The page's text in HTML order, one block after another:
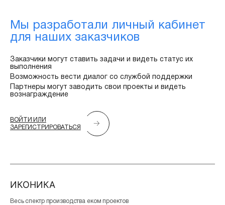
Мы разработали личный кабинет
для наших заказчиков
Заказчики могут ставить задачи и видеть статус их
выполнения
Возможность вести диалог со службой поддержки
Партнеры могут заводить свои проекты и видеть
вознаграждение
ВОЙТИ ИЛИ
ЗАРЕГИСТРИРОВАТЬСЯ
ИКОНИКА
Весь спектр производства еком проектов